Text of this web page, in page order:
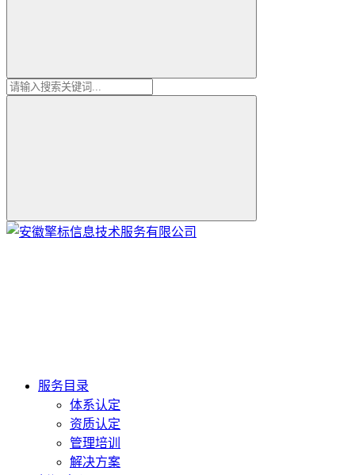
服务目录
体系认定
资质认定
管理培训
解决方案